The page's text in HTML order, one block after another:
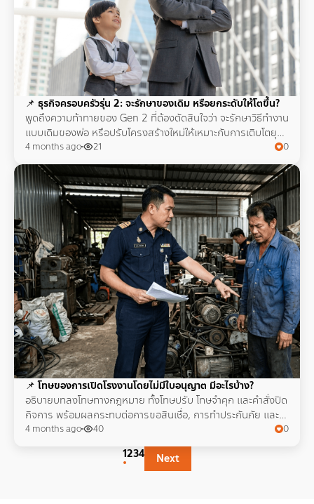
📌 ธุรกิจครอบครัวรุ่น 2: จะรักษาของเดิม หรือยกระดับให้โตขึ้น?
พูดถึงความท้าทายของ Gen 2 ที่ต้องตัดสินใจว่า จะรักษาวิธีทำงาน
แบบเดิมของพ่อ หรือปรับโครงสร้างใหม่ให้เหมาะกับการเติบโตยุค
ปัจจุบัน พร้อมกรอบคิดในการเลือกทางที่ไม่ทำให้ธุรกิจสะดุด
4 months ago 21 0
📌 โทษของการเปิดโรงงานโดยไม่มีใบอนุญาต มีอะไรบ้าง?
อธิบายบทลงโทษทางกฎหมาย ทั้งโทษปรับ โทษจำคุก และคำสั่งปิด
กิจการ พร้อมผลกระทบต่อการขอสินเชื่อ, การทำประกันภัย และ
ความน่าเชื่อถือทางธุรกิจ
4 months ago 40 0
1234 Next